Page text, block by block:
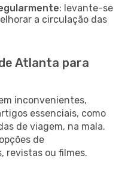
: levante-se
a circulação das
Atlanta para
inconvenientes,
essenciais, como
de viagem, na mala.
de
revistas ou filmes.